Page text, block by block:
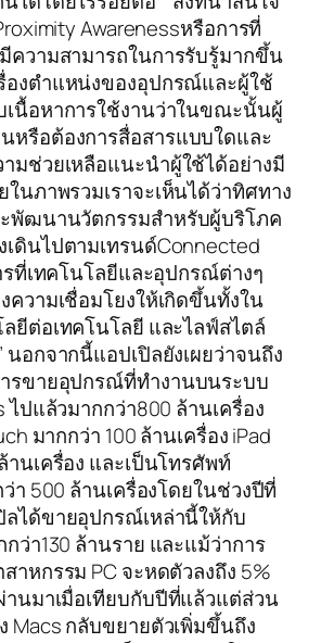
Awarenessหรือการที่
ความสามารถในการรับรู้มากขึ้น
องตำแหน่งของอุปกรณ์และผู้ใช้
เนื้อหาการใช้งานว่าในขณะนั้นผู้
หรือต้องการสื่อสารแบบใดและ
มช่วยเหลือแนะนำผู้ใช้ได้อย่างมี
นภาพรวมเราจะเห็นได้ว่าทิศทาง
พัฒนานวัตกรรมสำหรับผู้บริโภค
ดินไปตามเทรนด์Connected
รที่เทคโนโลยีและอุปกรณ์ต่างๆ
ความเชื่อมโยงให้เกิดขึ้นทั้งใน
ยีต่อเทคโนโลยี และไลฟ์สไตล์
นอกจากนี้แอปเปิลยังเผยว่าจนถึง
รขายอุปกรณ์ที่ทำงานบนระบบ
ไปแล้วมากกว่า800 ล้านเครื่อง
มากกว่า 100 ล้านเครื่อง iPad
านเครื่อง และเป็นโทรศัพท์
า 500 ล้านเครื่องโดยในช่วงปีที่
ลได้ขายอุปกรณ์เหล่านี้ให้กับ
ว่า130 ล้านราย และแม้ว่าการ
าหกรรม PC จะหดตัวลงถึง 5%
นมาเมื่อเทียบกับปีที่แล้วแต่ส่วน
Macs กลับขยายตัวเพิ่มขึ้นถึง